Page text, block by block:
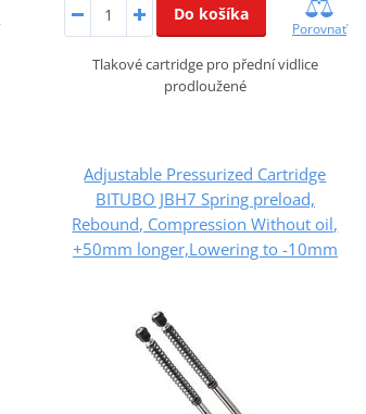
Do košíka
Porovnať
Tlakové cartridge pro přední vidlice
prodloužené
Adjustable Pressurized Cartridge
BITUBO JBH7 Spring preload,
Rebound, Compression Without oil,
+50mm longer,Lowering to -10mm